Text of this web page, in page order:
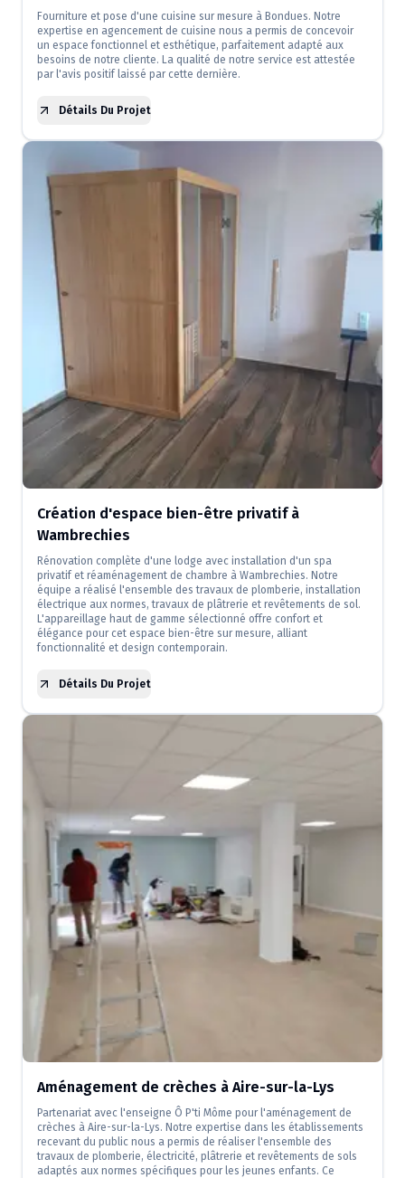
Fourniture et pose d'une cuisine sur mesure à Bondues. Notre
expertise en agencement de cuisine nous a permis de concevoir
un espace fonctionnel et esthétique, parfaitement adapté aux
besoins de notre cliente. La qualité de notre service est attestée
par l'avis positif laissé par cette dernière.
Détails Du Projet
Création d'espace bien-être privatif à
Wambrechies
Rénovation complète d'une lodge avec installation d'un spa
privatif et réaménagement de chambre à Wambrechies. Notre
équipe a réalisé l'ensemble des travaux de plomberie, installation
électrique aux normes, travaux de plâtrerie et revêtements de sol.
L'appareillage haut de gamme sélectionné offre confort et
élégance pour cet espace bien-être sur mesure, alliant
fonctionnalité et design contemporain.
Détails Du Projet
Aménagement de crèches à Aire-sur-la-Lys
Partenariat avec l'enseigne Ô P'ti Môme pour l'aménagement de
crèches à Aire-sur-la-Lys. Notre expertise dans les établissements
recevant du public nous a permis de réaliser l'ensemble des
travaux de plomberie, électricité, plâtrerie et revêtements de sols
adaptés aux normes spécifiques pour les jeunes enfants. Ce